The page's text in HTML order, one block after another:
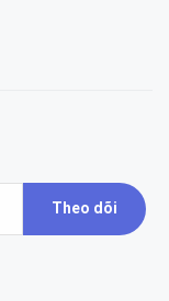
Theo dõi